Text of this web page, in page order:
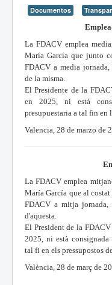
Documentos
La FDACV emplea
María García que junto
FDACV a media
de la misma.
El Presidente de la
en 2025, ni está
presupuestaria a tal fin en
Valencia, 28 de marzo de
La FDACV emplea
María García que al
FDACV a mitja jornada,
d'aquesta.
El President de la
2025, ni està
tal fi en els pressupostos
València, 28 de març de